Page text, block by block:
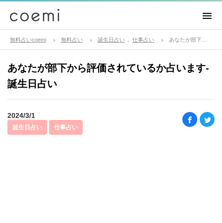
無料占いcoemi 無料占い 誕生日占い 仕事占い
あなたが部下から評価されているか占います-
誕生日占い
2024/3/1
誕生日占い 仕事占い